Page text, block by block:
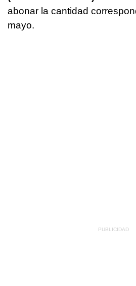
abonar la cantidad
mayo.